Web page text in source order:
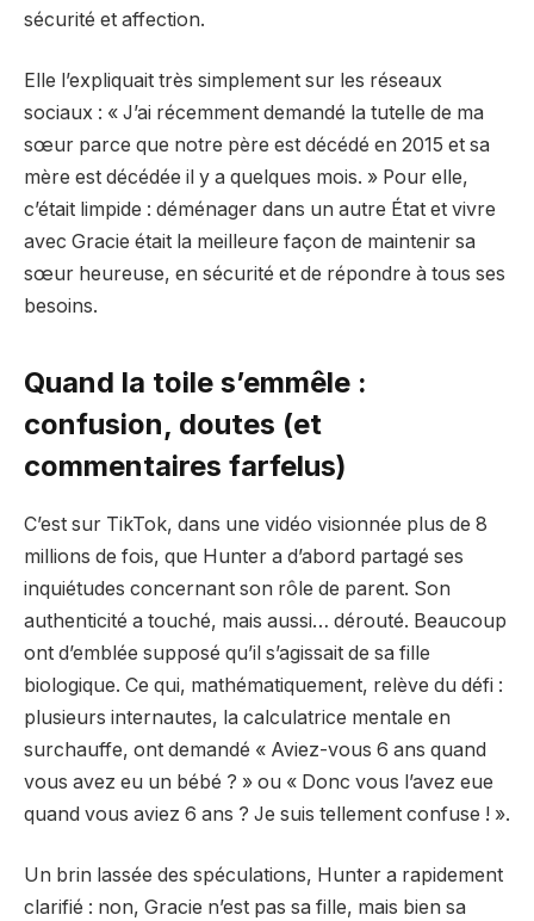
sécurité et affection.
Elle l’expliquait très simplement sur les réseaux
sociaux : « J’ai récemment demandé la tutelle de ma
sœur parce que notre père est décédé en 2015 et sa
mère est décédée il y a quelques mois. » Pour elle,
c’était limpide : déménager dans un autre État et vivre
avec Gracie était la meilleure façon de maintenir sa
sœur heureuse, en sécurité et de répondre à tous ses
besoins.
Quand la toile s’emmêle :
confusion, doutes (et
commentaires farfelus)
C’est sur TikTok, dans une vidéo visionnée plus de 8
millions de fois, que Hunter a d’abord partagé ses
inquiétudes concernant son rôle de parent. Son
authenticité a touché, mais aussi… dérouté. Beaucoup
ont d’emblée supposé qu’il s’agissait de sa fille
biologique. Ce qui, mathématiquement, relève du défi :
plusieurs internautes, la calculatrice mentale en
surchauffe, ont demandé « Aviez-vous 6 ans quand
vous avez eu un bébé ? » ou « Donc vous l’avez eue
quand vous aviez 6 ans ? Je suis tellement confuse ! ».
Un brin lassée des spéculations, Hunter a rapidement
clarifié : non, Gracie n’est pas sa fille, mais bien sa